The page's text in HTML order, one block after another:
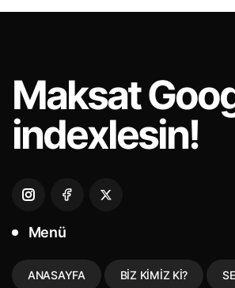
Maksat
indexlesin!
Menü
ANASAYFA BIZ KIMIZ KI?